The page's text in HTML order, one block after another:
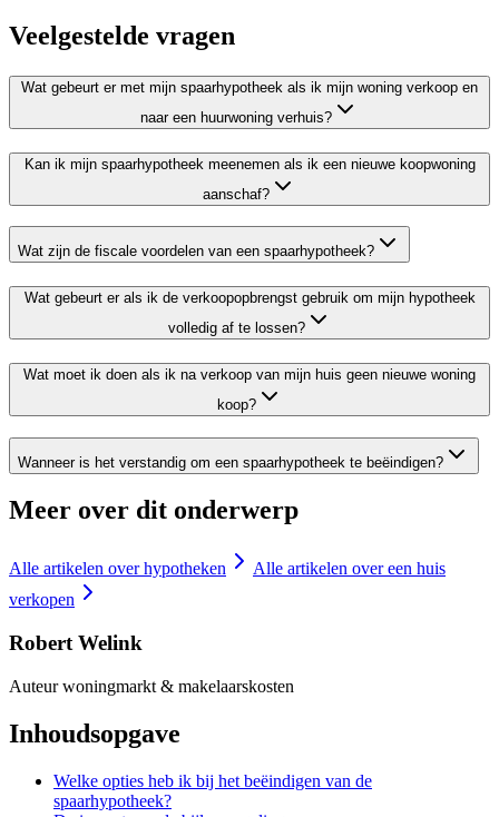
Veelgestelde vragen
Wat gebeurt er met mijn spaarhypotheek als ik mijn woning verkoop en
naar een huurwoning verhuis?
Kan ik mijn spaarhypotheek meenemen als ik een nieuwe koopwoning
aanschaf?
Wat zijn de fiscale voordelen van een spaarhypotheek?
Wat gebeurt er als ik de verkoopopbrengst gebruik om mijn hypotheek
volledig af te lossen?
Wat moet ik doen als ik na verkoop van mijn huis geen nieuwe woning
koop?
Wanneer is het verstandig om een spaarhypotheek te beëindigen?
Meer over dit onderwerp
Alle artikelen overhypotheken Alle artikelen overeen huis
verkopen
Robert Welink
Auteur woningmarkt & makelaarskosten
Inhoudsopgave
Welke opties heb ik bij het beëindigen van de
spaarhypotheek?